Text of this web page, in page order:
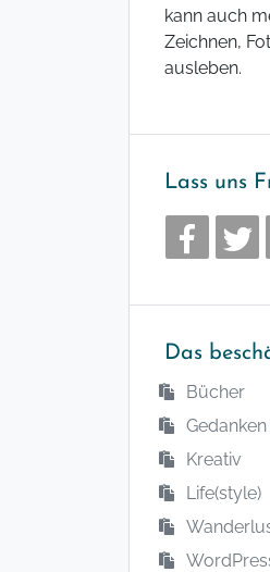
kann auch
Zeichnen,
ausleben.
Lass uns
Das
Bücher
Gedanken
Kreativ
Life(style)